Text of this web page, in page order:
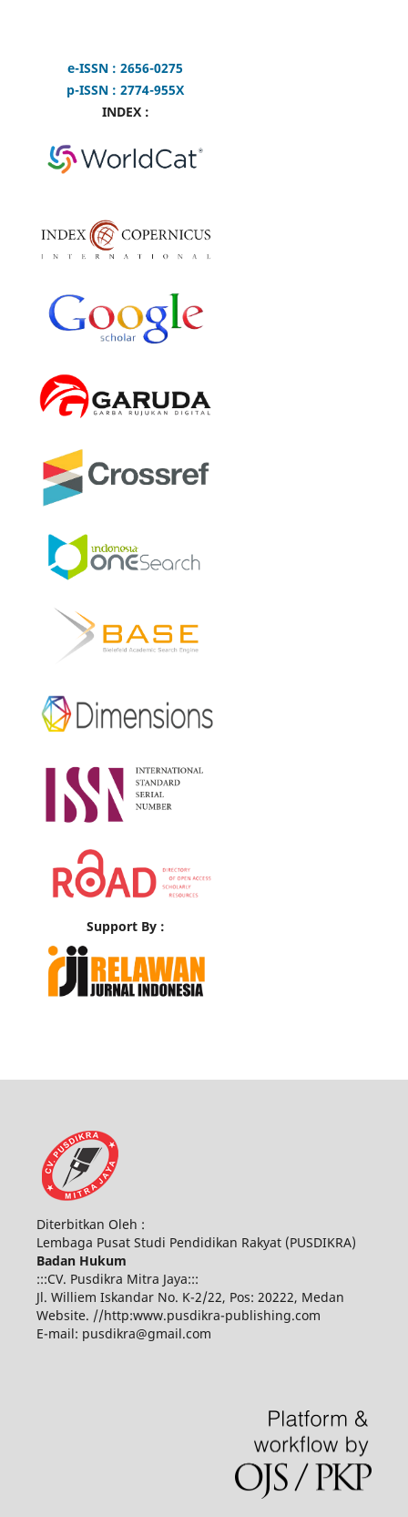
e-ISSN : 2656-0275
p-ISSN : 2774-955X
INDEX :
Support By :
Diterbitkan Oleh :
Lembaga Pusat Studi Pendidikan Rakyat (PUSDIKRA)
Badan Hukum
:::CV. Pusdikra Mitra Jaya:::
Jl. Williem Iskandar No. K-2/22, Pos: 20222, Medan
Website. //http:www.pusdikra-publishing.com
E-mail: pusdikra@gmail.com